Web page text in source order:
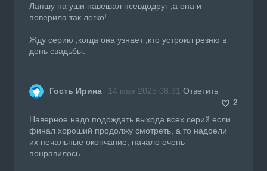
Лапшу на уши навешал псевдодруг ,а она и
поверила так легко!
Жду серию ,когда она узнает ,кто устроил резню в
день свадьбы.
Гость Ирина 14 мая 2025 08:31 Ответить
2
Наверное надо подождать выхода всех серий если
финал хороший продолжу смотреть, а то надоели
их печальные окончание, начало очень
понравилось.